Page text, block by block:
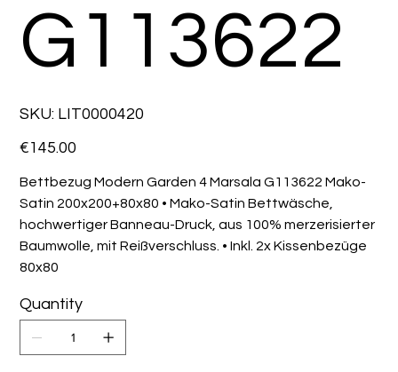
G113622
SKU: SKU
LIT0000420
LIT0000420
Price
€145.00
Bettbezug Modern Garden 4 Marsala G113622 Mako-
Satin 200x200+80x80 • Mako-Satin Bettwäsche,
hochwertiger Banneau-Druck, aus 100% merzerisierter
Baumwolle, mit Reißverschluss. • Inkl. 2x Kissenbezüge
80x80
Quantity